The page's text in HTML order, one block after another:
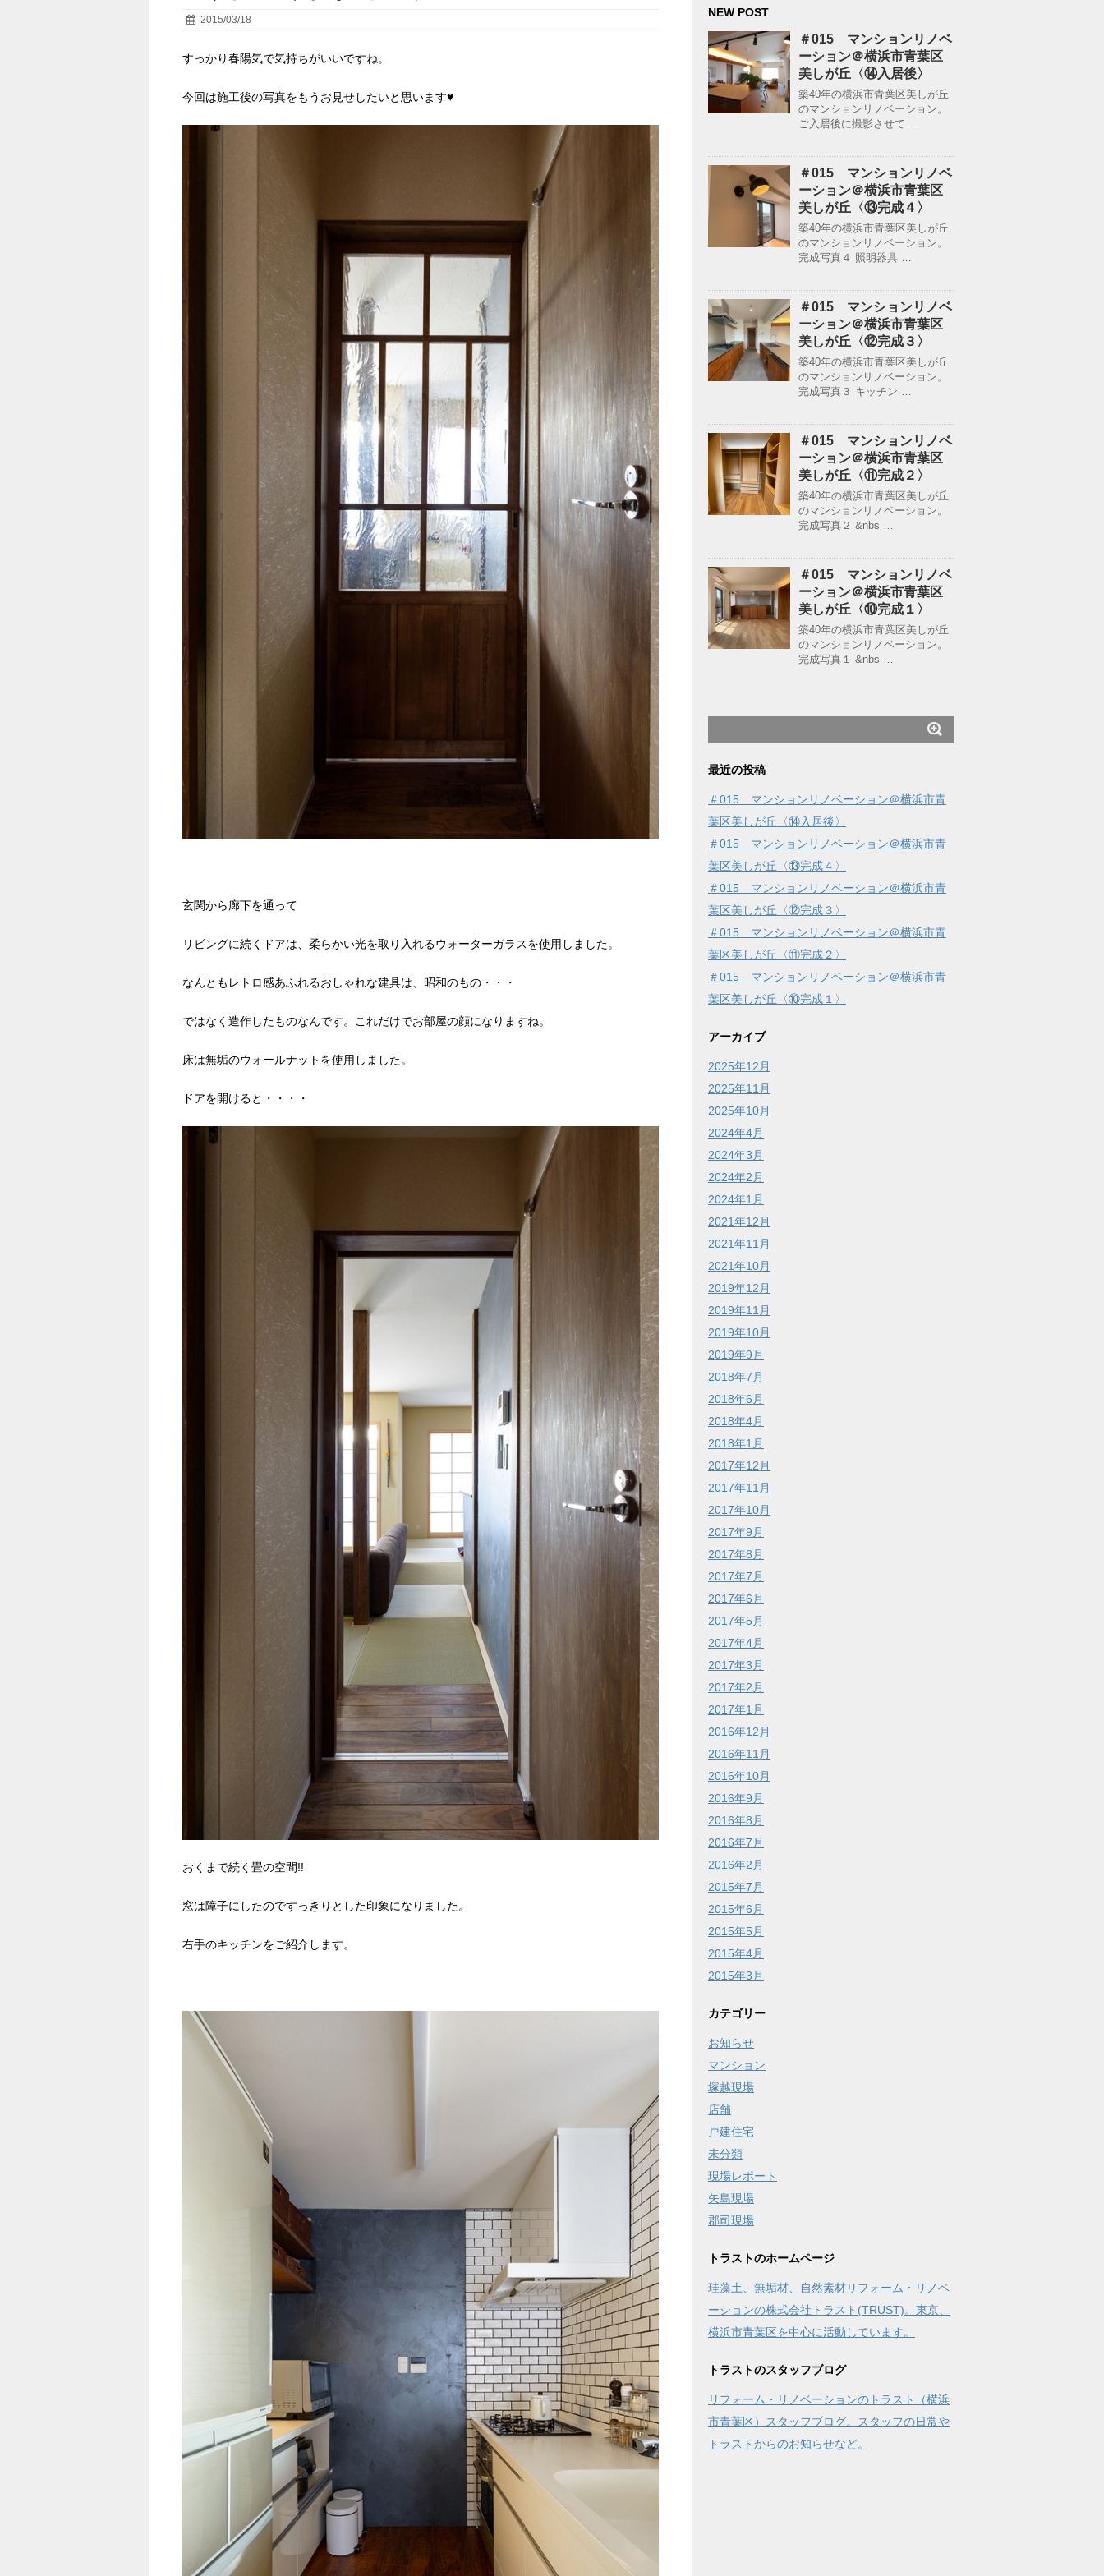
2015/03/18
すっかり春陽気で気持ちがいいですね。
今回は施工後の写真をもうお見せしたいと思います♥
玄関から廊下を通って
リビングに続くドアは、柔らかい光を取り入れるウォーターガラスを使用しました。
なんともレトロ感あふれるおしゃれな建具は、昭和のもの・・・
ではなく造作したものなんです。これだけでお部屋の顔になりますね。
床は無垢のウォールナットを使用しました。
ドアを開けると・・・・
おくまで続く畳の空間!!
窓は障子にしたのですっきりとした印象になりました。
右手のキッチンをご紹介します。
NEW POST
＃015 マンションリノベ
ーション＠横浜市青葉区
美しが丘〈⑭入居後〉
築40年の横浜市青葉区美しが丘
のマンションリノベーション。
ご入居後に撮影させて …
＃015 マンションリノベ
ーション＠横浜市青葉区
美しが丘〈⑬完成４〉
築40年の横浜市青葉区美しが丘
のマンションリノベーション。
完成写真４ 照明器具 …
＃015 マンションリノベ
ーション＠横浜市青葉区
美しが丘〈⑫完成３〉
築40年の横浜市青葉区美しが丘
のマンションリノベーション。
完成写真３ キッチン …
＃015 マンションリノベ
ーション＠横浜市青葉区
美しが丘〈⑪完成２〉
築40年の横浜市青葉区美しが丘
のマンションリノベーション。
完成写真２ &nbs …
＃015 マンションリノベ
ーション＠横浜市青葉区
美しが丘〈⑩完成１〉
築40年の横浜市青葉区美しが丘
のマンションリノベーション。
完成写真１ &nbs …
最近の投稿
＃015 マンションリノベーション＠横浜市青
葉区美しが丘〈⑭入居後〉
＃015 マンションリノベーション＠横浜市青
葉区美しが丘〈⑬完成４〉
＃015 マンションリノベーション＠横浜市青
葉区美しが丘〈⑫完成３〉
＃015 マンションリノベーション＠横浜市青
葉区美しが丘〈⑪完成２〉
＃015 マンションリノベーション＠横浜市青
葉区美しが丘〈⑩完成１〉
アーカイブ
2025年12月
2025年11月
2025年10月
2024年4月
2024年3月
2024年2月
2024年1月
2021年12月
2021年11月
2021年10月
2019年12月
2019年11月
2019年10月
2019年9月
2018年7月
2018年6月
2018年4月
2018年1月
2017年12月
2017年11月
2017年10月
2017年9月
2017年8月
2017年7月
2017年6月
2017年5月
2017年4月
2017年3月
2017年2月
2017年1月
2016年12月
2016年11月
2016年10月
2016年9月
2016年8月
2016年7月
2016年2月
2015年7月
2015年6月
2015年5月
2015年4月
2015年3月
カテゴリー
お知らせ
マンション
塚越現場
店舗
戸建住宅
未分類
現場レポート
矢島現場
郡司現場
トラストのホームページ
珪藻土、無垢材、自然素材リフォーム・リノベ
ーションの株式会社トラスト(TRUST)。東京、
横浜市青葉区を中心に活動しています。
トラストのスタッフブログ
リフォーム・リノベーションのトラスト（横浜
市青葉区）スタッフブログ。スタッフの日常や
トラストからのお知らせなど。